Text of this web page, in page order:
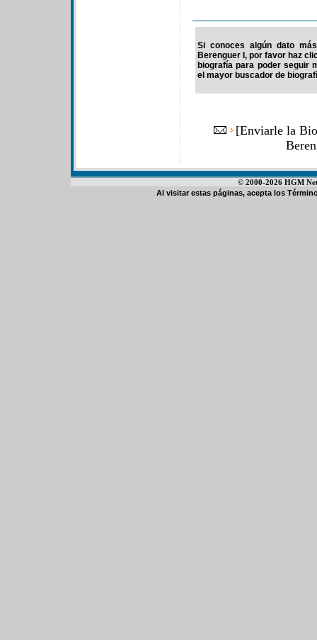
Si conoces algún dato
Berenguer I, por favor haz
biografía para poder seguir
el mayor buscador de
[Enviarle la
© 2000-2026 HGM
Al visitar estas páginas, acepta los